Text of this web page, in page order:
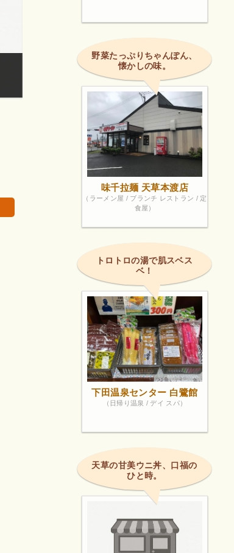
つぶあんこ、とーっても美味しいです！
画像は著作権
野菜たっぷりちゃんぽん、
懐かしの味。
味千拉麺 天草本渡店
（ラーメン屋 / ブランチ レストラン / 定
食屋）
トロトロの湯で肌スベス
ベ！
下田温泉センター 白鷺館
（日帰り温泉 / デイ スパ）
天草の甘美ウニ丼、口福の
ひと時。